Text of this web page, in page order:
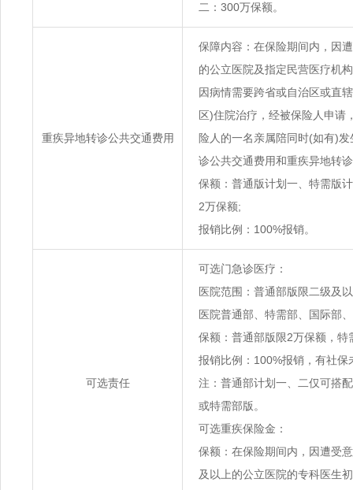
二：300万保额。
重疾异地转诊公共交通费用
保障内容：在保险期间内，因
的公立医院及指定民营医疗机
因病情需要跨省或自治区或直
区)住院治疗，经被保险人申请
险人的一名亲属陪同时(如有)
诊公共交通费用和重疾异地转
保额：普通版计划一、特需版
2万保额;
报销比例：100%报销。
可选责任
可选门急诊医疗：
医院范围：普通部版限二级及
医院普通部、特需部、国际部
保额：普通部版限2万保额，特
报销比例：100%报销，有社保
注：普通部计划一、二仅可搭
或特需部版。
可选重疾保险金：
保额：在保险期间内，因遭受
及以上的公立医院的专科医生